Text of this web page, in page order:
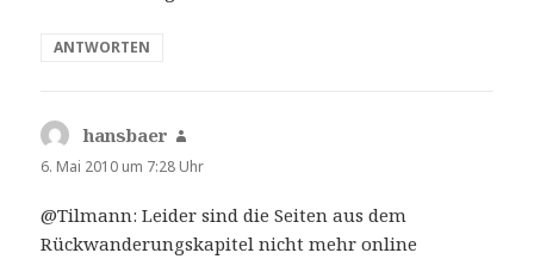
ANTWORTEN
hansbaer
6. Mai 2010 um 7:28 Uhr
@Tilmann: Leider sind die Seiten aus dem
Rückwanderungskapitel nicht mehr online